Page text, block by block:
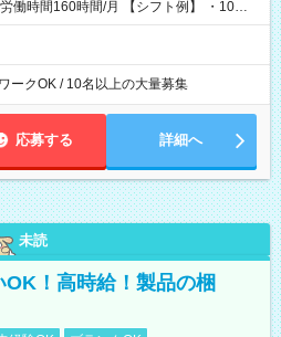
時間/月 【シフト例】 ・10：
ークOK / 10名以上の大量募集
応募する 詳細へ
未読
！高時給！製品の梱